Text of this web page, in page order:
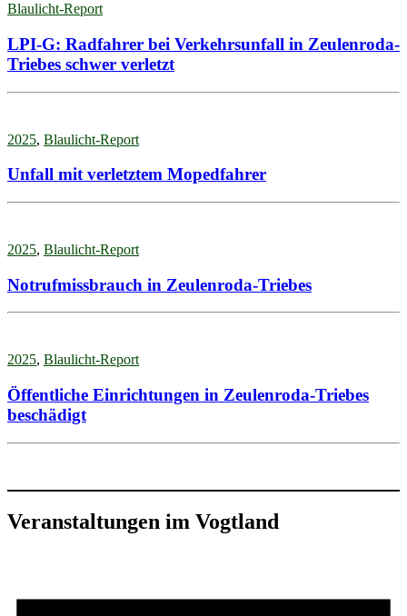
Blaulicht-Report
LPI-G: Radfahrer bei Verkehrsunfall in Zeulenroda-
Triebes schwer verletzt
2025, Blaulicht-Report
Unfall mit verletztem Mopedfahrer
2025, Blaulicht-Report
Notrufmissbrauch in Zeulenroda-Triebes
2025, Blaulicht-Report
Öffentliche Einrichtungen in Zeulenroda-Triebes
beschädigt
Veranstaltungen im Vogtland